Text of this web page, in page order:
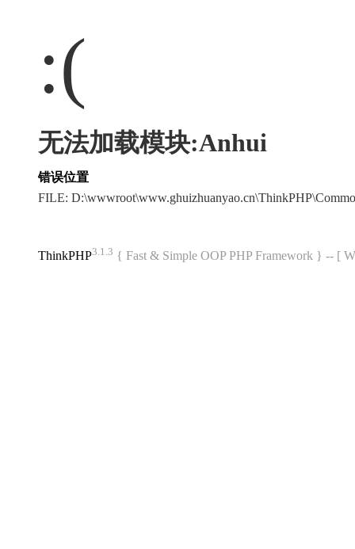
:(
无法加载模块:Anhui
错误位置
FILE:
ThinkPHP3.1.3 { Fast & Simple OOP PHP Framework } -- [